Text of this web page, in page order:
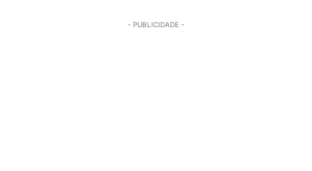
- PUBLICIDADE -